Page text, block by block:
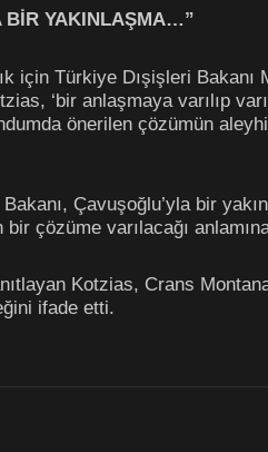
BİR YAKINLAŞMA…”
için Türkiye Dışişleri
‘bir anlaşmaya varılıp
önerilen çözümün
Çavuşoğlu’yla bir
çözüme varılacağı
Kotzias, Crans
ifade etti.